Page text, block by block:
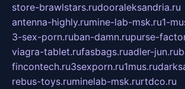
store-brawlstars.rudooraleksandria.ru
antenna-highly.rumine-lab-msk.ru1-
3-sex-porn.ruban-damn.rupurse-
viagra-tablet.rufasbags.ruadler-jun.ru
fincontech.ru3sexporn.ru1mus.ru
rebus-toys.ruminelab-msk.rurtdco.ru